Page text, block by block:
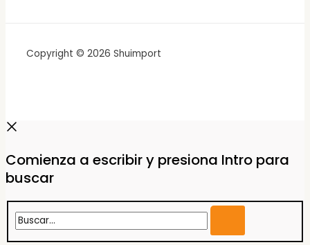
Copyright © 2026 Shuimport
Comienza a escribir y presiona Intro para
buscar
Buscar...